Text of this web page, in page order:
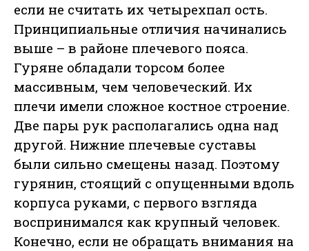
если не считать их четырехпал ость.
Принципиальные отличия начинались
выше – в районе плечевого пояса.
Гуряне обладали торсом более
массивным, чем человеческий. Их
плечи имели сложное костное строение.
Две пары рук располагались одна над
другой. Нижние плечевые суставы
были сильно смещены назад. Поэтому
гурянин, стоящий с опущенными вдоль
корпуса руками, с первого взгляда
воспринимался как крупный человек.
Конечно, если не обращать внимания на